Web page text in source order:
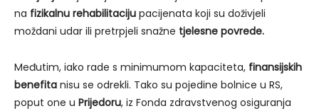
na fizikalnu rehabilitaciju pacijenata koji su doživjeli
moždani udar ili pretrpjeli snažne tjelesne povrede.
Međutim, iako rade s minimumom kapaciteta, finansijskih
benefita nisu se odrekli. Tako su pojedine bolnice u RS,
poput one u Prijedoru, iz Fonda zdravstvenog osiguranja